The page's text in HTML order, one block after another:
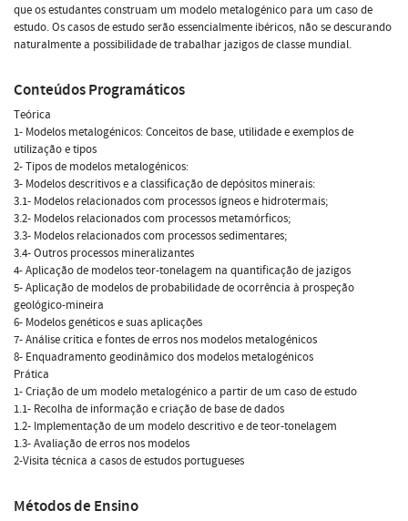
que os estudantes construam um modelo metalogénico para um caso de
estudo. Os casos de estudo serão essencialmente ibéricos, não se descurando
naturalmente a possibilidade de trabalhar jazigos de classe mundial.
Conteúdos Programáticos
Teórica
1- Modelos metalogénicos: Conceitos de base, utilidade e exemplos de
utilização e tipos
2- Tipos de modelos metalogénicos:
3- Modelos descritivos e a classificação de depósitos minerais:
3.1- Modelos relacionados com processos ígneos e hidrotermais;
3.2- Modelos relacionados com processos metamórficos;
3.3- Modelos relacionados com processos sedimentares;
3.4- Outros processos mineralizantes
4- Aplicação de modelos teor-tonelagem na quantificação de jazigos
5- Aplicação de modelos de probabilidade de ocorrência à prospeção
geológico-mineira
6- Modelos genéticos e suas aplicações
7- Análise critica e fontes de erros nos modelos metalogénicos
8- Enquadramento geodinâmico dos modelos metalogénicos
Prática
1- Criação de um modelo metalogénico a partir de um caso de estudo
1.1- Recolha de informação e criação de base de dados
1.2- Implementação de um modelo descritivo e de teor-tonelagem
1.3- Avaliação de erros nos modelos
2-Visita técnica a casos de estudos portugueses
Métodos de Ensino